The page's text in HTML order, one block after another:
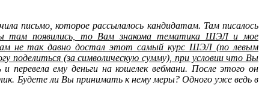
письмо, которое рассылалось кандидатам. Там писалось
появились, то Вам знакома тематика ШЭЛ и мое
не так давно достал этот самый курс ШЭЛ (по левым
поделиться (за символическую сумму), при условии что Вы
перевела ему деньги на кошелек вебмани. После этого он
Будете ли Вы принимать к нему меры? Одного уже ведь в